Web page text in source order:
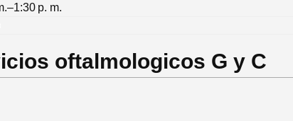
p. m.
oftalmologicos G y C